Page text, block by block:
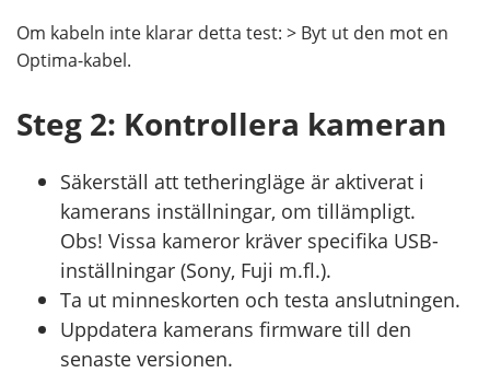
Om kabeln inte klarar detta test: > Byt ut den mot en
Optima-kabel.
Steg 2: Kontrollera kameran
Säkerställ att tetheringläge är aktiverat i
kamerans inställningar, om tillämpligt.
Obs! Vissa kameror kräver specifika USB-
inställningar (Sony, Fuji m.fl.).
Ta ut minneskorten och testa anslutningen.
Uppdatera kamerans firmware till den
senaste versionen.